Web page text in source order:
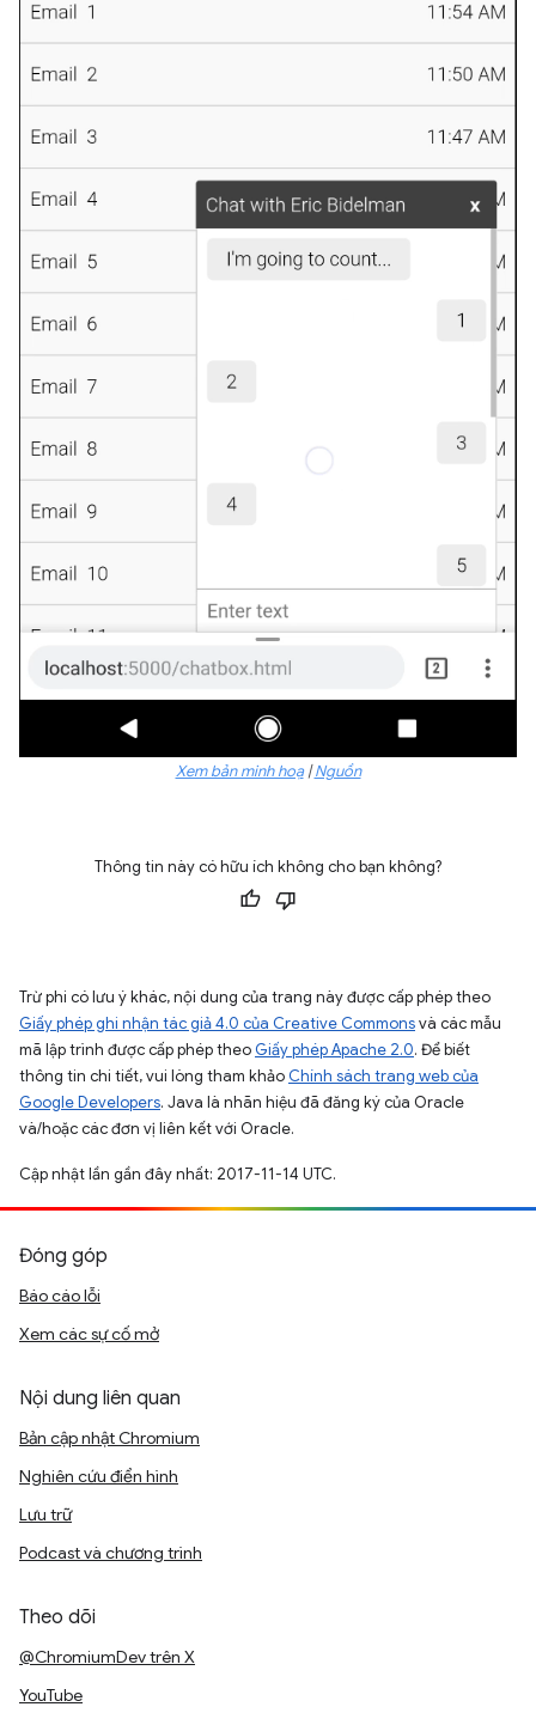
Xem bản minh hoạ|Nguồn
Thông tin này có hữu ích không cho bạn không?
Trừ phi có lưu ý khác, nội dung của trang này được cấp phép theo
Giấy phép ghi nhận tác giả 4.0 của Creative Commonsvà các mẫu
mã lập trình được cấp phép theo Giấy phép Apache 2.0. Để biết
thông tin chi tiết, vui lòng tham khảo Chính sách trang web của
Google Developers. Java là nhãn hiệu đã đăng ký của Oracle
và/hoặc các đơn vị liên kết với Oracle.
Cập nhật lần gần đây nhất: 2017-11-14 UTC.
Đóng góp
Báo cáo lỗi
Xem các sự cố mở
Nội dung liên quan
Bản cập nhật Chromium
Nghiên cứu điển hình
Lưu trữ
Podcast và chương trình
Theo dõi
@ChromiumDev trên X
YouTube